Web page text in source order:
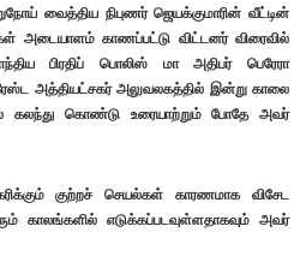
வைத்திய நிபுணர் ஜெயக்குமாரின் வீட்டின்
அடையாளம் காணப்பட்டு விட்டனர் விரைவில்
பிரதிப் பொலிஸ் மா அதிபர் பெரேரா
அத்தியட்சகர் அலுவலகத்தில் இன்று காலை
கலந்து கொண்டு உரையாற்றும் போதே அவர்
குற்றச் செயல்கள் காரணமாக விசேட
காலங்களில் எடுக்கப்படவுள்ளதாகவும் அவர்